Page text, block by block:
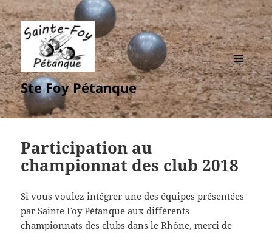
Ste Foy Pétanque
MENU
ET
WIDGETS
Participation au
championnat des club 2018
Si vous voulez intégrer une des équipes présentées
par Sainte Foy Pétanque aux différents
championnats des clubs dans le Rhône, merci de